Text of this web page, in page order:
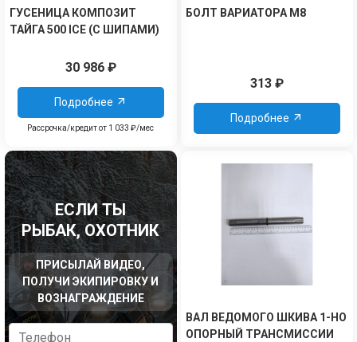
ГУСЕНИЦА КОМПОЗИТ
ТАЙГА 500 ICE (С ШИПАМИ)
30 986₽
Подробнее
Рассрочка/кредит от 1 033 ₽/мес
БОЛТ ВАРИАТОРА М8
313₽
Подробнее
ЕСЛИ ТЫ
РЫБАК, ОХОТНИК
ПРИСЫЛАЙ ВИДЕО,
ПОЛУЧИ ЭКИПИРОВКУ И
ВОЗНАГРАЖДЕНИЕ
ВАЛ ВЕДОМОГО ШКИВА 1-НО
ОПОРНЫЙ ТРАНСМИССИИ